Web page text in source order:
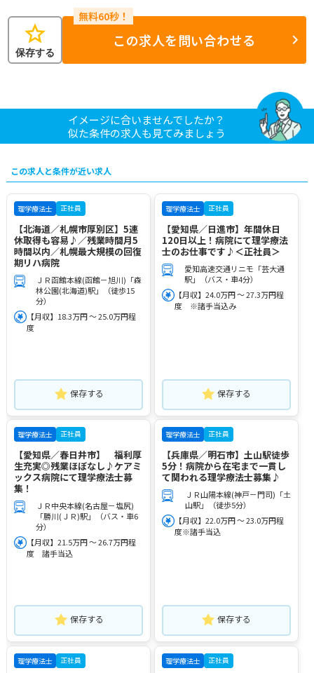
star
保存する
この求人を問い合わせる
イメージに合いませんでしたか？
似た条件の求人も見てみましょう
この求人と条件が近い求人
理学療法士 正社員
【北海道／札幌市厚別区】5連
休取得も容易♪／残業時間月5
時間以内／札幌最大規模の回復
期リハ病院
ＪＲ函館本線(函館－旭川)「森
林公園(北海道)駅」（徒歩15
分）
【月収】18.3万円 ～ 25.0万円程
度
保存する
理学療法士 正社員
【愛知県／日進市】年間休日
120日以上！病院にて理学療法
士のお仕事です♪＜正社員＞
愛知高速交通リニモ「芸大通
駅」（バス・車4分）
【月収】24.0万円 ～ 27.3万円程
度 ※諸手当込み
保存する
理学療法士 正社員
【愛知県／春日井市】 福利厚
生充実◎残業ほぼなし♪ケアミ
ックス病院にて理学療法士募
集！
ＪＲ中央本線(名古屋－塩尻)
「勝川(ＪＲ)駅」（バス・車6
分）
【月収】21.5万円 ～ 26.7万円程
度 諸手当込
保存する
理学療法士 正社員
【兵庫県／明石市】土山駅徒歩
5分！病院から在宅まで一貫し
て関われる理学療法士募集♪
ＪＲ山陽本線(神戸－門司)「土
山駅」（徒歩5分）
【月収】22.0万円 ～ 23.0万円程
度※諸手当込
保存する
理学療法士 正社員 理学療法士 正社員